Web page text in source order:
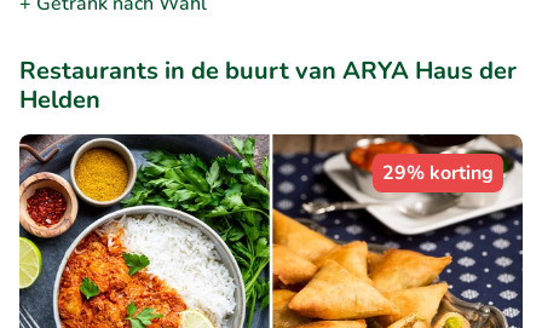
Restaurants in de buurt van ARYA Haus der
Helden
29% korting